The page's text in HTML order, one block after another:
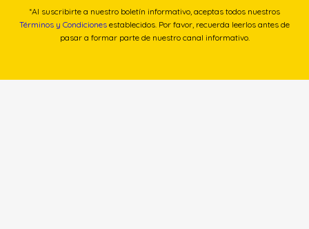
*Al suscribirte a nuestro boletín informativo, aceptas todos nuestros
Términos y Condiciones establecidos. Por favor, recuerda leerlos antes de
pasar a formar parte de nuestro canal informativo.